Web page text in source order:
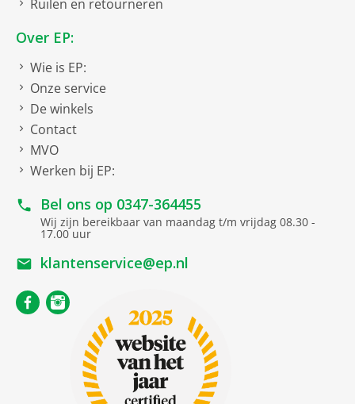
kookplaten. EP: helpt je graag bij het kiezen van de juiste
Inbouw inductie kookplaten
kookplaten|4-pits inductie kookplaten
inductie kookplaten
fasen inductie kookplaten
kookplaten
Ruilen en retourneren
Over EP:
Wie is EP:
Onze service
De winkels
Contact
MVO
Werken bij EP:
Bel ons op 0347-364455
Wij zijn bereikbaar van maandag t/m vrijdag 08.30 -
17.00 uur
klantenservice@ep.nl